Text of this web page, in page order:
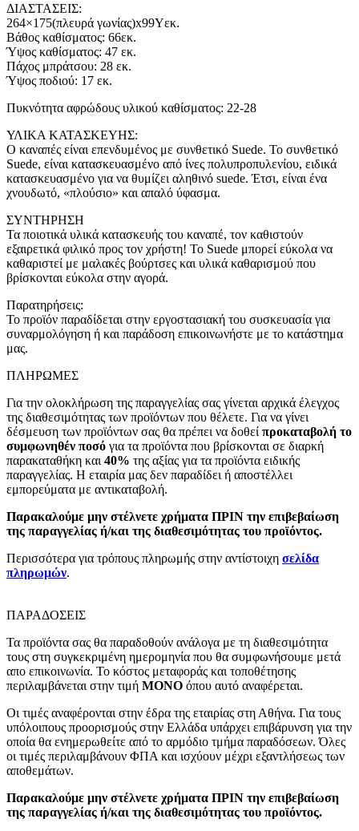
ΔΙΑΣΤΑΣΕΙΣ:
264×175(πλευρά γωνίας)x99Υεκ.
Βάθος καθίσματος: 66εκ.
Ύψος καθίσματος: 47 εκ.
Πάχος μπράτσου: 28 εκ.
Ύψος ποδιού: 17 εκ.
Πυκνότητα αφρώδους υλικού καθίσματος: 22-28
ΥΛΙΚΑ ΚΑΤΑΣΚΕΥΗΣ:
Ο καναπές είναι επενδυμένος με συνθετικό Suede. Το συνθετικό
Suede, είναι κατασκευασμένο από ίνες πολυπροπυλενίου, ειδικά
κατασκευασμένο για να θυμίζει αληθινό suede. Έτσι, είναι ένα
χνουδωτό, «πλούσιο» και απαλό ύφασμα.
ΣΥΝΤΗΡΗΣΗ
Τα ποιοτικά υλικά κατασκευής του καναπέ, τον καθιστούν
εξαιρετικά φιλικό προς τον χρήστη! Το Suede μπορεί εύκολα να
καθαριστεί με μαλακές βούρτσες και υλικά καθαρισμού που
βρίσκονται εύκολα στην αγορά.
Παρατηρήσεις:
Το προϊόν παραδίδεται στην εργοστασιακή του συσκευασία για
συναρμολόγηση ή και παράδοση επικοινωνήστε με το κατάστημα
μας.
ΠΛΗΡΩΜΕΣ
Για την ολοκλήρωση της παραγγελίας σας γίνεται αρχικά έλεγχος
της διαθεσιμότητας των προϊόντων που θέλετε. Για να γίνει
δέσμευση των προϊόντων σας θα πρέπει να δοθεί προκαταβολή το
συμφωνηθέν ποσό για τα προϊόντα που βρίσκονται σε διαρκή
παρακαταθήκη και 40% της αξίας για τα προϊόντα ειδικής
παραγγελίας. Η εταιρία μας δεν παραδίδει ή αποστέλλει
εμπορεύματα με αντικαταβολή.
Παρακαλούμε μην στέλνετε χρήματα ΠΡΙΝ την επιβεβαίωση
της παραγγελίας ή/και της διαθεσιμότητας του προϊόντος.
Περισσότερα για τρόπους πληρωμής στην αντίστοιχη σελίδα
πληρωμών.
ΠΑΡΑΔΟΣΕΙΣ
Τα προϊόντα σας θα παραδοθούν ανάλογα με τη διαθεσιμότητα
τους στη συγκεκριμένη ημερομηνία που θα συμφωνήσουμε μετά
απο επικοινωνία. Το κόστος μεταφοράς και τοποθέτησης
περιλαμβάνεται στην τιμή MONO όπου αυτό αναφέρεται.
Οι τιμές αναφέρονται στην έδρα της εταιρίας στη Αθήνα. Για τους
υπόλοιπους προορισμούς στην Ελλάδα υπάρχει επιβάρυνση για την
οποία θα ενημερωθείτε από το αρμόδιο τμήμα παραδόσεων. Όλες
οι τιμές περιλαμβάνουν ΦΠΑ και ισχύουν μέχρι εξαντλήσεως των
αποθεμάτων.
Παρακαλούμε μην στέλνετε χρήματα ΠΡΙΝ την επιβεβαίωση
της παραγγελίας ή/και της διαθεσιμότητας του προϊόντος.